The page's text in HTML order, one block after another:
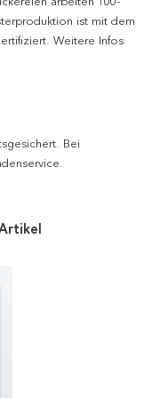
ist mit dem
Weitere Infos
Bei